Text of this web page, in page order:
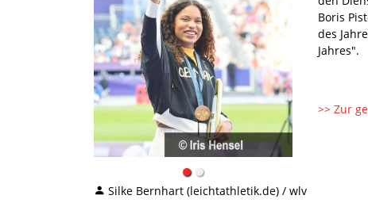
Boris
des
Jahres".
>> Zur
Silke Bernhart (leichtathletik.de) / wlv